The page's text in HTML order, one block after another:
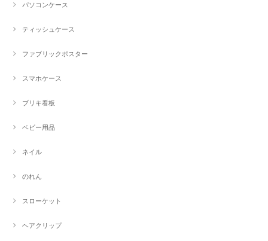
パソコンケース
ティッシュケース
ファブリックポスター
スマホケース
ブリキ看板
ベビー用品
ネイル
のれん
スローケット
ヘアクリップ